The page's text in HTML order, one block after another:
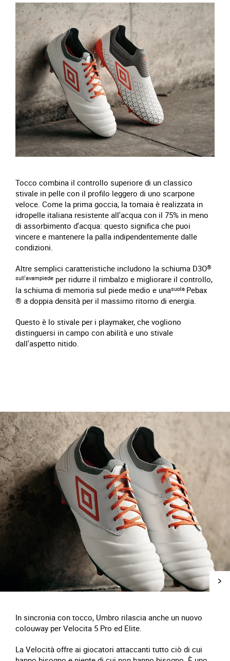
Tocco combina il controllo superiore di un classico
stivale in pelle con il profilo leggero di uno scarpone
veloce. Come la prima goccia, la tomaia è realizzata in
idropelle italiana resistente all'acqua con il 75% in meno
di assorbimento d'acqua: questo significa che puoi
vincere e mantenere la palla indipendentemente dalle
condizioni.
Altre semplici caratteristiche includono la schiuma D3O®
sull'avampiede per ridurre il rimbalzo e migliorare il controllo,
la schiuma di memoria sul piede medio e unasuola Pebax
® a doppia densità per il massimo ritorno di energia.
Questo è lo stivale per i playmaker, che vogliono
distinguersi in campo con abilità e uno stivale
dall'aspetto nitido.
In sincronia con tocco, Umbro rilascia anche un nuovo
colouway per Velocita 5 Pro ed Elite.
La Velocità offre ai giocatori attaccanti tutto ciò di cui